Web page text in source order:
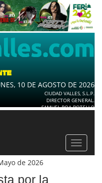
10 DE AGOSTO DE 2026
CIUDAD VALLES, S.L.P.
DIRECTOR GENERAL.
SAMUEL ROA BOTELLO
Toggle
de 2026
por la